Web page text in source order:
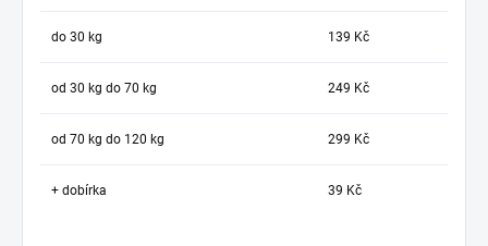
do 30 kg 139 Kč
od 30 kg do 70 kg 249 Kč
od 70 kg do 120 kg 299 Kč
+ dobírka 39 Kč